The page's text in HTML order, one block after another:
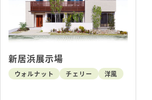
新居浜展示場
ウォルナット チェリー 洋風